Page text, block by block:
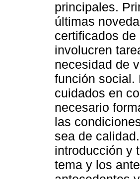
principales.
últimas
certificados
involucren
necesidad de
función social.
cuidados en
necesario
las
sea de
introducción y
tema y los